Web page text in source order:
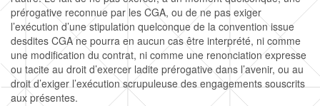
É
S
E
S
N
T
A
O
S
D
S
T
R
S
O
L
R
V
prérogative reconnue par les CGA, ou de ne pas exiger
l’exécution d’une stipulation quelconque de la convention issue
desdites CGA ne pourra en aucun cas être interprété, ni comme
une modification du contrat, ni comme une renonciation expresse
ou tacite au droit d’exercer ladite prérogative dans l’avenir, ou au
droit d’exiger l’exécution scrupuleuse des engagements souscrits
aux présentes.